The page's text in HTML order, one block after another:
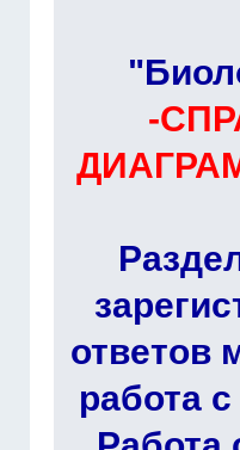
-
ответов
работа